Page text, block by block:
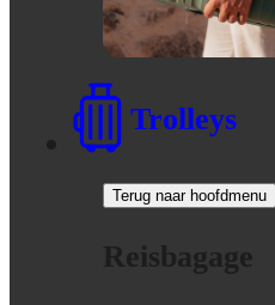
Trolleys
Terug naar hoofdmenu
Reisbagage